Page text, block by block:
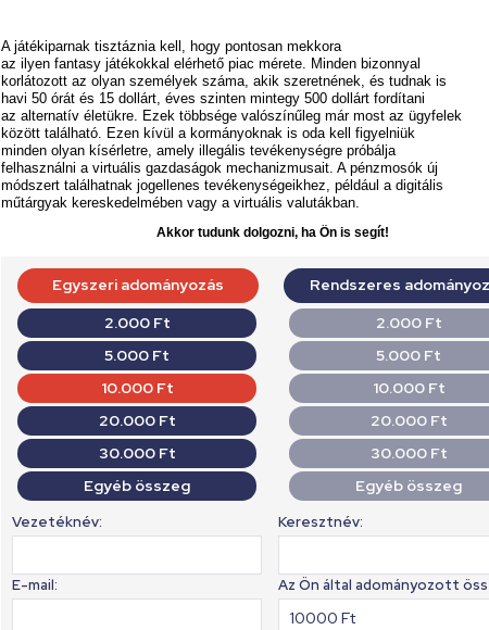
A játékiparnak tisztáznia kell, hogy pontosan mekkora
az ilyen fantasy játékokkal elérhető piac mérete. Minden bizonnyal
korlátozott az olyan személyek száma, akik szeretnének, és tudnak is
havi 50 órát és 15 dollárt, éves szinten mintegy 500 dollárt fordítani
az alternatív életükre. Ezek többsége valószínűleg már most az ügyfelek
között található. Ezen kívül a kormányoknak is oda kell figyelniük
minden olyan kísérletre, amely illegális tevékenységre próbálja
felhasználni a virtuális gazdaságok mechanizmusait. A pénzmosók új
módszert találhatnak jogellenes tevékenységeikhez, például a digitális
műtárgyak kereskedelmében vagy a virtuális valutákban.
Akkor tudunk dolgozni, ha Ön is segít!